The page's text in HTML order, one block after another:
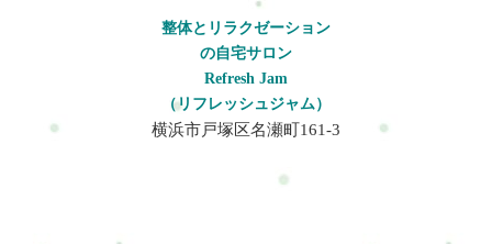
整体とリラクゼーション
の自宅サロン
Refresh Jam
（リフレッシュジャム）
横浜市戸塚区名瀬町161-3